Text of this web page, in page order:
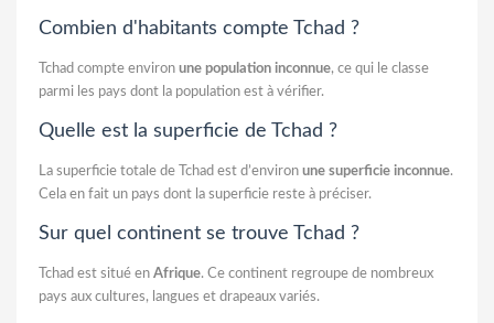
Combien d'habitants compte Tchad ?
Tchad compte environ une population inconnue, ce qui le classe
parmi les pays dont la population est à vérifier.
Quelle est la superficie de Tchad ?
La superficie totale de Tchad est d’environ une superficie inconnue.
Cela en fait un pays dont la superficie reste à préciser.
Sur quel continent se trouve Tchad ?
Tchad est situé en Afrique. Ce continent regroupe de nombreux
pays aux cultures, langues et drapeaux variés.